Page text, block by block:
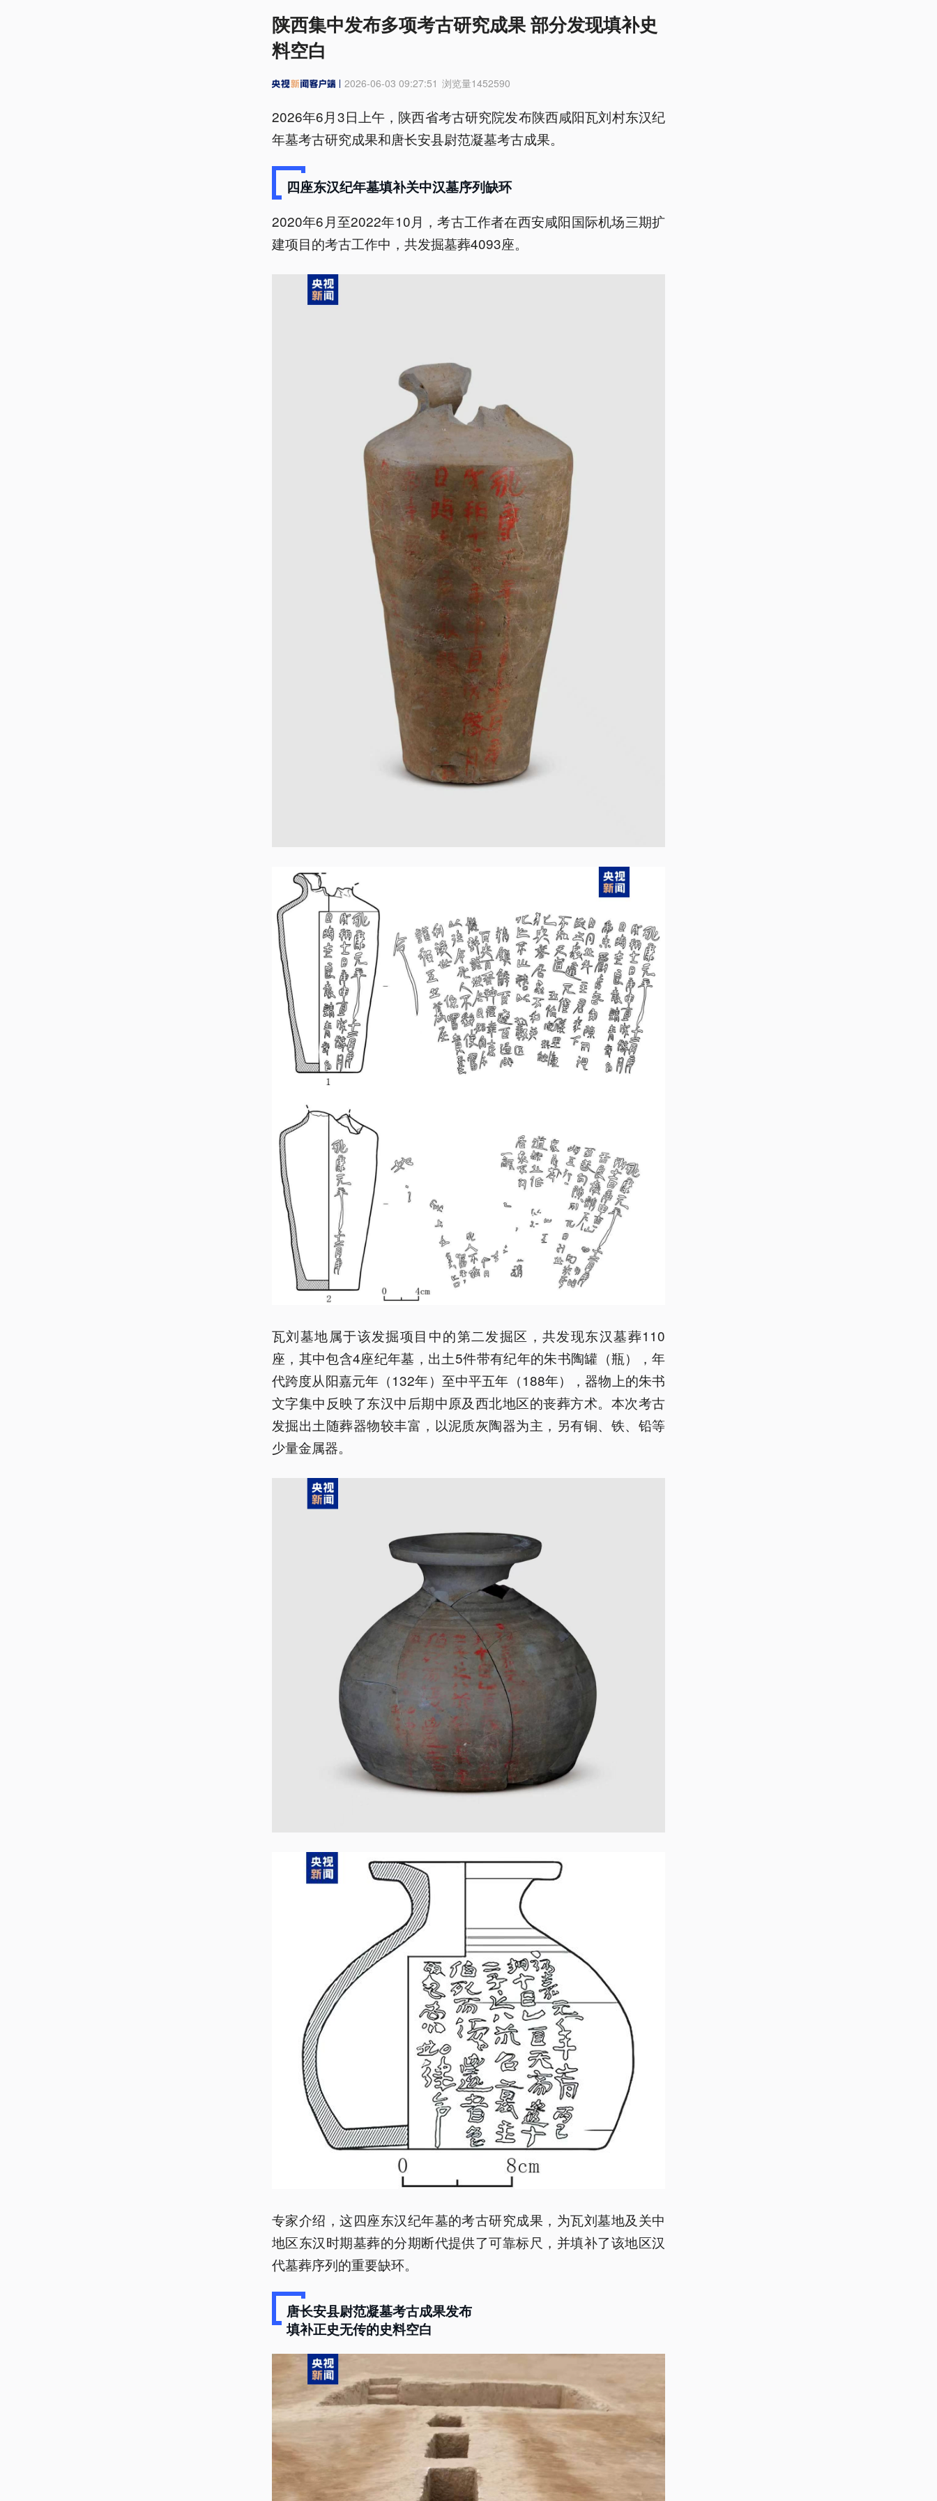
陕西集中发布多项考古研究成果 部分发现填补史
料空白
2026-06-03 09:27:51 浏览量1452590
2026年6月3日上午，陕西省考古研究院发布陕西咸阳瓦刘村东汉纪
年墓考古研究成果和唐长安县尉范凝墓考古成果。
四座东汉纪年墓填补关中汉墓序列缺环
2020年6月至2022年10月，考古工作者在西安咸阳国际机场三期扩
建项目的考古工作中，共发掘墓葬4093座。
瓦刘墓地属于该发掘项目中的第二发掘区，共发现东汉墓葬110
座，其中包含4座纪年墓，出土5件带有纪年的朱书陶罐（瓶），年
代跨度从阳嘉元年（132年）至中平五年（188年），器物上的朱书
文字集中反映了东汉中后期中原及西北地区的丧葬方术。本次考古
发掘出土随葬器物较丰富，以泥质灰陶器为主，另有铜、铁、铅等
少量金属器。
专家介绍，这四座东汉纪年墓的考古研究成果，为瓦刘墓地及关中
地区东汉时期墓葬的分期断代提供了可靠标尺，并填补了该地区汉
代墓葬序列的重要缺环。
唐长安县尉范凝墓考古成果发布
填补正史无传的史料空白